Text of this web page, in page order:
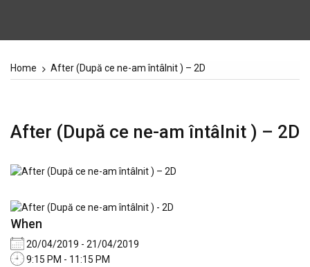
Home After (După ce ne-am întâlnit ) – 2D
After (După ce ne-am întâlnit ) – 2D
When
20/04/2019 - 21/04/2019
9:15 PM - 11:15 PM